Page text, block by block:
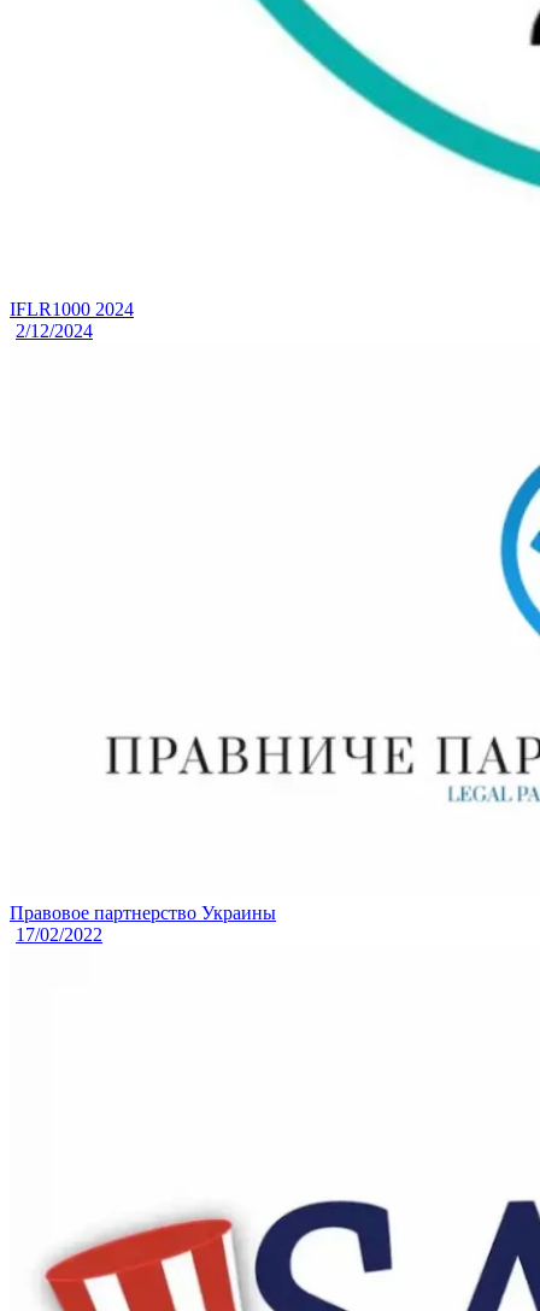
IFLR1000 2024
2/12/2024
Правовое партнерство Украины
17/02/2022